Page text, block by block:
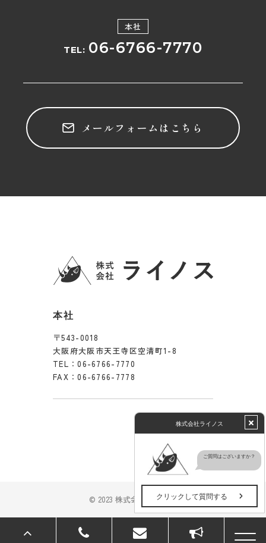
本社
TEL: 06-6766-7770
メールフォームはこちら
本社
〒543-0018
大阪府大阪市天王寺区空清町1-8
TEL：06-6766-7770
FAX：06-6766-7778
© 2023 株式会社ライノス